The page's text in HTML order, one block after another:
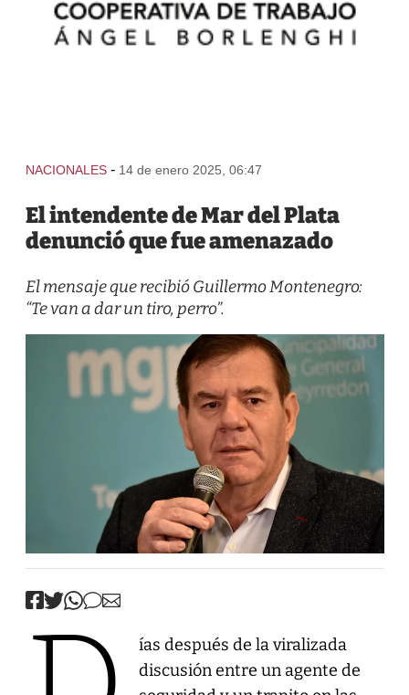
NACIONALES - 14 de enero 2025, 06:47
El intendente de Mar del Plata
denunció que fue amenazado
El mensaje que recibió Guillermo Montenegro:
“Te van a dar un tiro, perro”.
ías después de la viralizada
discusión entre un agente de